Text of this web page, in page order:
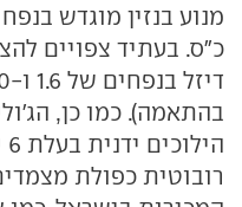
כ"ס. בעתיד צפויים
בהתאמה). כמו כן,
רובוטית כפולת